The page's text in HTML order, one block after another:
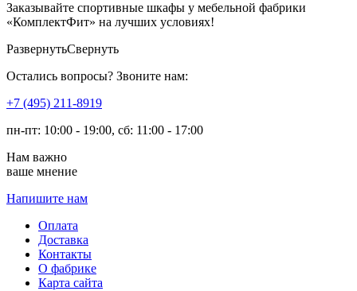
Заказывайте спортивные шкафы у мебельной фабрики
«КомплектФит» на лучших условиях!
РазвернутьСвернуть
Остались вопросы? Звоните нам:
​+7 (495) 211-8919
пн-пт: 10:00 - 19:00, сб: 11:00 - 17:00
Нам важно
ваше мнение
Напишите нам
Оплата
Доставка
Контакты
О фабрике
Карта сайта